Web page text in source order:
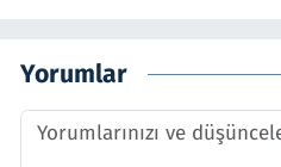
Yorumlar